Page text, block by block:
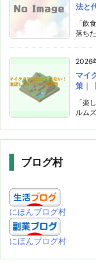
法と
「飲
落ち
2026
マイ
策｜
「楽
ルム
ブログ村
にほんブログ村
にほんブログ村